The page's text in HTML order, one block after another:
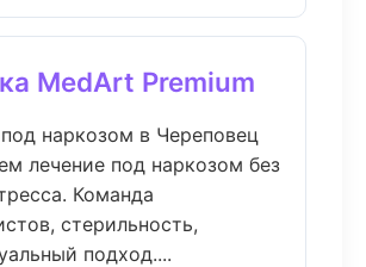
MedArt Premium
наркозом в Череповец
лечение под наркозом без
Команда
стерильность,
подход....